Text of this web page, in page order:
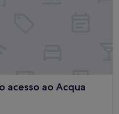
acesso ao Acqua
ao Acqua Park todos os dias